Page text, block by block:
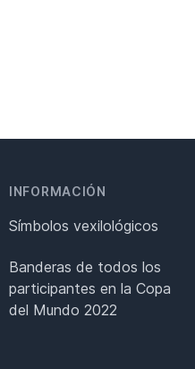
INFORMACIÓN
Símbolos vexilológicos
Banderas de todos los
participantes en la Copa
del Mundo 2022